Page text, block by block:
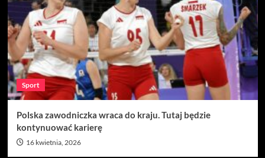
Sport
Polska zawodniczka wraca do kraju. Tutaj będzie
kontynuować karierę
16 kwietnia, 2026